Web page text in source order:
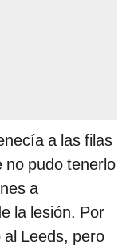
a las filas
no pudo tenerlo
a
la lesión. Por
Leeds, pero